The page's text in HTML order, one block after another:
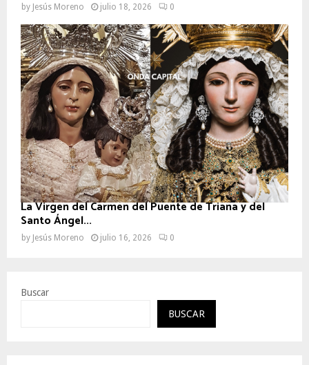
by Jesús Moreno julio 18, 2026 0
La Virgen del Carmen del Puente de Triana y del
Santo Ángel...
by Jesús Moreno julio 16, 2026 0
Buscar
BUSCAR